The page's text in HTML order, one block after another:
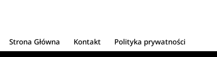
Strona Główna Kontakt
Polityka prywatności